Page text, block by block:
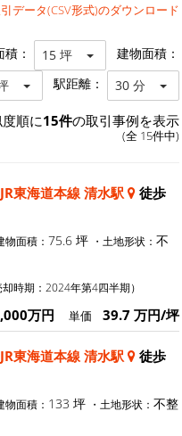
データ(CSV形式)のダウンロード
： 15 坪 建物面積：
駅距離： 30 分
順に15件の取引事例を表示
(全 15件中)
JR東海道本線 清水駅
徒歩
物面積： 75.6 坪 ・土地形状： 不
却時期：2024年第4四半期）
万円 単価 39.7 万円/坪
JR東海道本線 清水駅
徒歩
物面積： 133 坪 ・土地形状： 不整